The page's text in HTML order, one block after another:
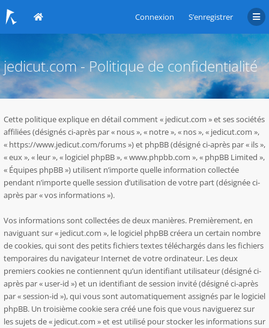
Connexion S’enregistrer
jedicut.com - Politique de confidentialité
Cette politique explique en détail comment « jedicut.com » et ses sociétés
affiliées (désignés ci-après par « nous », « notre », « nos », « jedicut.com »,
« https://www.jedicut.com/forums ») et phpBB (désigné ci-après par « ils »,
« eux », « leur », « logiciel phpBB », « www.phpbb.com », « phpBB Limited »,
« Équipes phpBB ») utilisent n’importe quelle information collectée
pendant n’importe quelle session d’utilisation de votre part (désignée ci-
après par « vos informations »).
Vos informations sont collectées de deux manières. Premièrement, en
naviguant sur « jedicut.com », le logiciel phpBB créera un certain nombre
de cookies, qui sont des petits fichiers textes téléchargés dans les fichiers
temporaires du navigateur Internet de votre ordinateur. Les deux
premiers cookies ne contiennent qu’un identifiant utilisateur (désigné ci-
après par « user-id ») et un identifiant de session invité (désigné ci-après
par « session-id »), qui vous sont automatiquement assignés par le logiciel
phpBB. Un troisième cookie sera créé une fois que vous naviguerez sur
les sujets de « jedicut.com » et est utilisé pour stocker les informations sur